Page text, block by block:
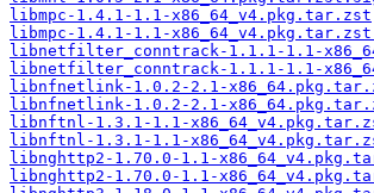
libmpc-1.4.1-1.1-x86_64_v4.pkg.tar.zst
libmpc-1.4.1-1.1-
libnetfilter_conntrack-1.1.1-1.1-
libnetfilter_conntrack-1.1.1-1.1-
libnfnetlink-1.0.2-2.1-
libnfnetlink-1.0.2-2.1-
libnftnl-1.3.1-1.1-
libnftnl-1.3.1-1.1-
libnghttp2-1.70.0-1.1-
libnghttp2-1.70.0-1.1-